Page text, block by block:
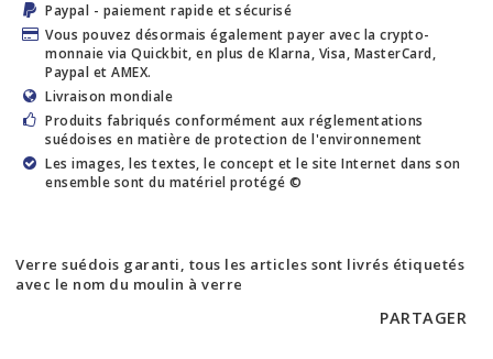
Paypal - paiement rapide et sécurisé
Vous pouvez désormais également payer avec la crypto-
monnaie via Quickbit, en plus de Klarna, Visa, MasterCard,
Paypal et AMEX.
Livraison mondiale
Produits fabriqués conformément aux réglementations
suédoises en matière de protection de l'environnement
Les images, les textes, le concept et le site Internet dans son
ensemble sont du matériel protégé ©
Verre suédois garanti, tous les articles sont livrés étiquetés
avec le nom du moulin à verre
PARTAGER